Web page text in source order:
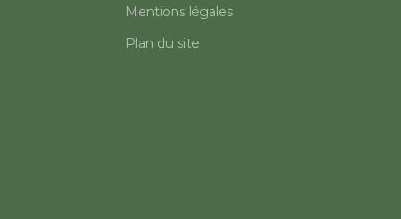
Mentions légales
Plan du site